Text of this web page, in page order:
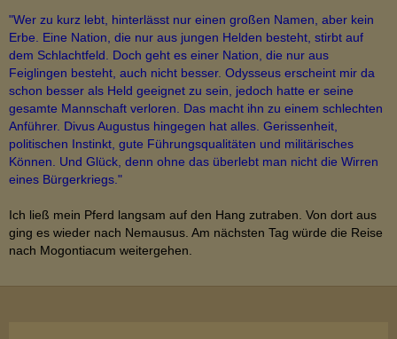
"Wer zu kurz lebt, hinterlässt nur einen großen Namen, aber kein
Erbe. Eine Nation, die nur aus jungen Helden besteht, stirbt auf
dem Schlachtfeld. Doch geht es einer Nation, die nur aus
Feiglingen besteht, auch nicht besser. Odysseus erscheint mir da
schon besser als Held geeignet zu sein, jedoch hatte er seine
gesamte Mannschaft verloren. Das macht ihn zu einem schlechten
Anführer. Divus Augustus hingegen hat alles. Gerissenheit,
politischen Instinkt, gute Führungsqualitäten und militärisches
Können. Und Glück, denn ohne das überlebt man nicht die Wirren
eines Bürgerkriegs."
Ich ließ mein Pferd langsam auf den Hang zutraben. Von dort aus
ging es wieder nach Nemausus. Am nächsten Tag würde die Reise
nach Mogontiacum weitergehen.